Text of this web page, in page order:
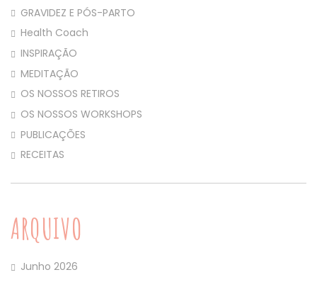
GRAVIDEZ E PÓS-PARTO
Health Coach
INSPIRAÇÃO
MEDITAÇÃO
OS NOSSOS RETIROS
OS NOSSOS WORKSHOPS
PUBLICAÇÕES
RECEITAS
ARQUIVO
Junho 2026